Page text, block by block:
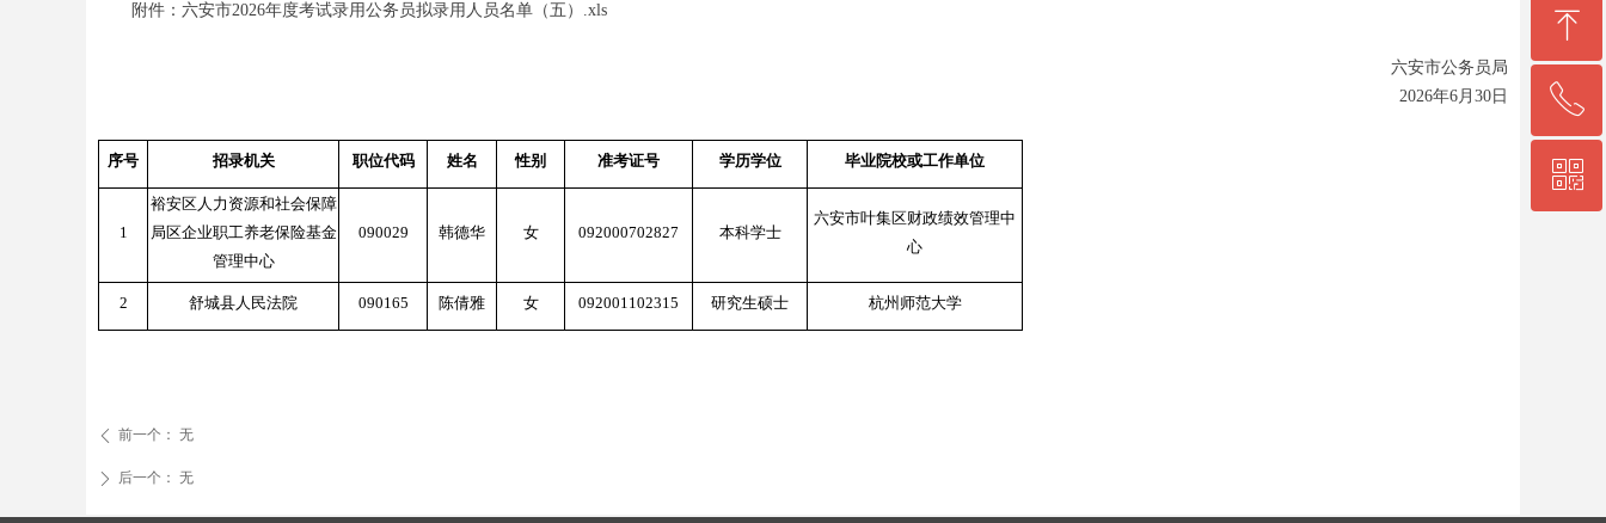
附件：六安市2026年度考试录用公务员拟录用人员名单（五）.xls
六安市公务员局
2026年6月30日
序号 招录机关 职位代码 姓名 性别 准考证号 学历学位 毕业院校或工作单位
1
裕安区人力资源和社会保障
局区企业职工养老保险基金
管理中心
090029 韩德华 女 092000702827 本科学士
六安市叶集区财政绩效管理中
心
2 舒城县人民法院 090165 陈倩雅 女 092001102315 研究生硕士 杭州师范大学
ꄴ 前一个： 无
ꄲ 后一个： 无
ꁸ
回到顶部
ꂅ
0564-5330860
ꀥ